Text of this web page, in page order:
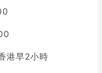
港早2小時